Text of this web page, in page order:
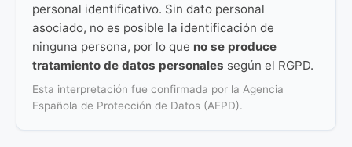
personal identificativo. Sin dato personal
asociado, no es posible la identificación de
ninguna persona, por lo que no se produce
tratamiento de datos personales según el RGPD.
Esta interpretación fue confirmada por la Agencia
Española de Protección de Datos (AEPD).